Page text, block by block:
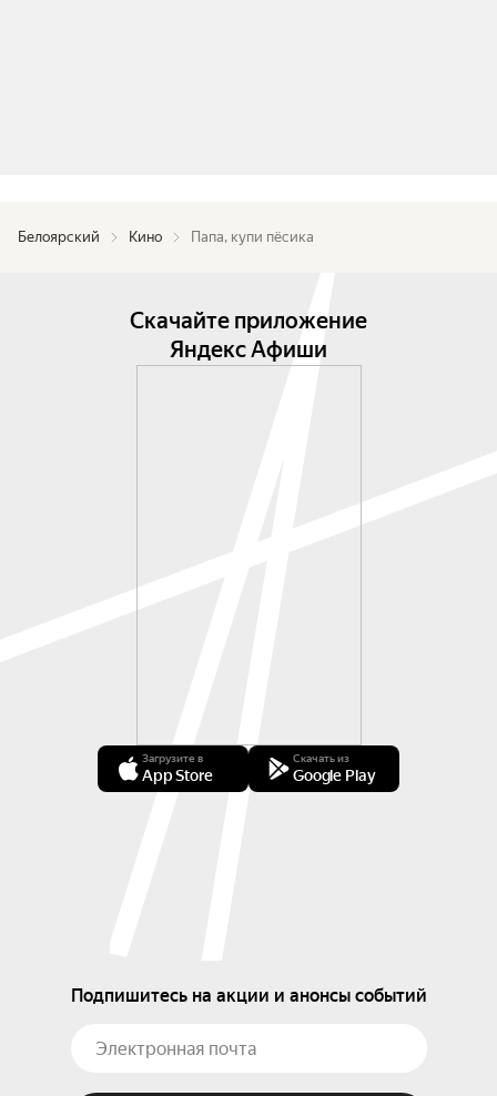
Белоярский Кино Папа, купи пёсика
Скачайте приложение
Яндекс Афиши
Загрузите в
App Store
Скачать из
Google Play
Подпишитесь на акции и анонсы событий